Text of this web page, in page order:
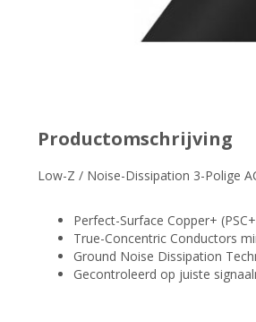
Productomschrijving
Low-Z / Noise-Dissipation 3-Polige
Perfect-Surface Copper+
True-Concentric Conductors
Ground Noise Dissipation
Gecontroleerd op juiste